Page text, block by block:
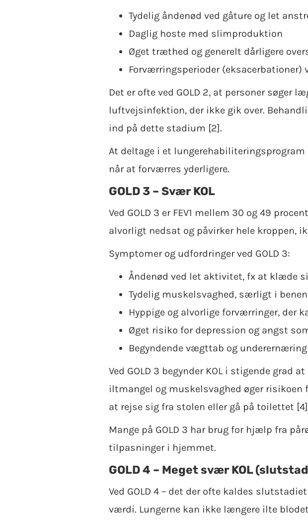
Tydelig åndenød ved gåture og let
Daglig hoste med slimproduktion
Øget træthed og generelt dårligere
Forværringsperioder
Det er ofte ved GOLD 2, at personer søger
luftvejsinfektion, der ikke gik over.
ind på dette stadium [2].
At deltage i et
når at forværres yderligere.
GOLD 3 – Svær KOL
Ved GOLD 3 er FEV1 mellem 30 og 49
alvorligt nedsat og påvirker hele kroppen,
Symptomer og udfordringer ved GOLD 3:
Åndenød ved let aktivitet, fx at klæde
Tydelig muskelsvaghed, særligt i
Hyppige og alvorlige forværringer, der
Øget risiko for depression og angst
Begyndende vægttab og underernæring
Ved GOLD 3 begynder KOL i stigende grad
iltmangel og muskelsvaghed øger
at rejse sig fra stolen eller gå på toilettet
Mange på GOLD 3 har brug for hjælp fra
tilpasninger i hjemmet.
GOLD 4 – Meget svær KOL
Ved GOLD 4 – det der ofte kaldes
værdi. Lungerne kan ikke længere ilte